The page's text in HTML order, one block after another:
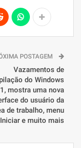
POSTAGEM
Vazamentos de
do Windows
mostra uma nova
do usuário da
de trabalho, menu
Iniciar e muito mais